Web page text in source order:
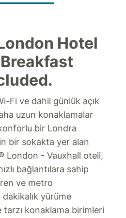
Hotel
Fi ve dahil günlük açık
uzun konaklamalar
bir Londra
bir sokakta yer alan
London - Vauxhall oteli,
bağlantılara sahip
ve metro
yürüme
tarzı konaklama birimleri